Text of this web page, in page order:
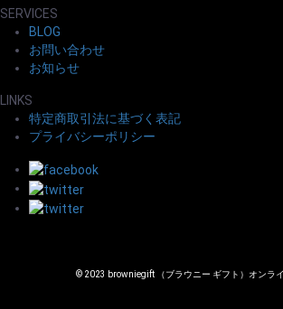
SERVICES
BLOG
お問い合わせ
お知らせ
LINKS
特定商取引法に基づく表記
プライバシーポリシー
© 2023 browniegift （ブラウニー ギフト）オンラ